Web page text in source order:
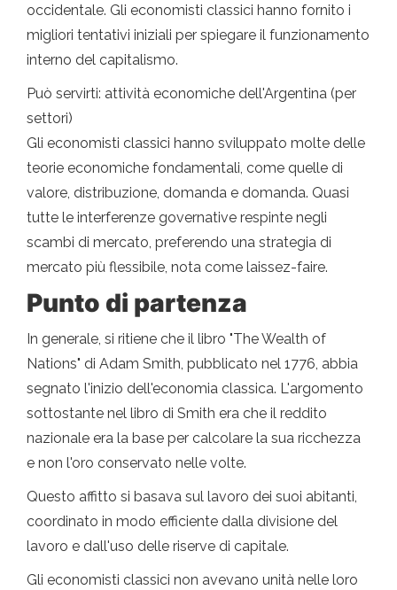
occidentale. Gli economisti classici hanno fornito i
migliori tentativi iniziali per spiegare il funzionamento
interno del capitalismo.
Può servirti: attività economiche dell'Argentina (per
settori)
Gli economisti classici hanno sviluppato molte delle
teorie economiche fondamentali, come quelle di
valore, distribuzione, domanda e domanda. Quasi
tutte le interferenze governative respinte negli
scambi di mercato, preferendo una strategia di
mercato più flessibile, nota come laissez-faire.
Punto di partenza
In generale, si ritiene che il libro "The Wealth of
Nations" di Adam Smith, pubblicato nel 1776, abbia
segnato l'inizio dell'economia classica. L'argomento
sottostante nel libro di Smith era che il reddito
nazionale era la base per calcolare la sua ricchezza
e non l'oro conservato nelle volte.
Questo affitto si basava sul lavoro dei suoi abitanti,
coordinato in modo efficiente dalla divisione del
lavoro e dall'uso delle riserve di capitale.
Gli economisti classici non avevano unità nelle loro